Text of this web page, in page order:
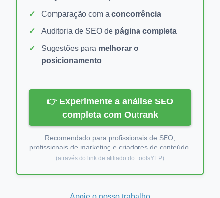
Comparação com a concorrência
Auditoria de SEO de página completa
Sugestões para melhorar o
posicionamento
👉 Experimente a análise SEO
completa com Outrank
Recomendado para profissionais de SEO,
profissionais de marketing e criadores de conteúdo.
(através do link de afiliado do ToolsYEP)
Apoie o nosso trabalho